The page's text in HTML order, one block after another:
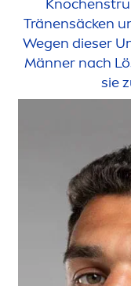
Tränensäcken
Wegen dieser
Männer nach Lö
sie